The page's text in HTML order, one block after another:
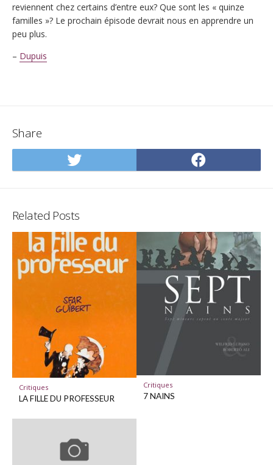
reviennent chez certains d’entre eux? Que sont les « quinze
familles »? Le prochain épisode devrait nous en apprendre un
peu plus.
– Dupuis
Share
Share
on
on
Related Posts
Critiques
LA FILLE DU PROFESSEUR
Critiques
7 NAINS